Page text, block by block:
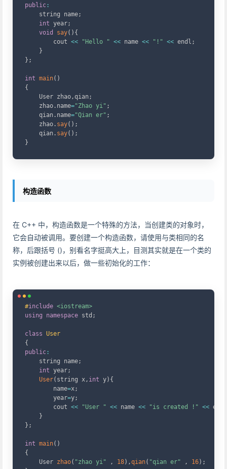
public :
    string name
;
int year ;
void
say( ) {
        cout
<< "Hello " << name << "!" << endl ;
}
} ;
int main( )
{
    User zhao
,qian ;
    zhao
. name="Zhao yi" ;
    qian
. name="Qian er" ;
    zhao
. say( ) ;
    qian
. say( ) ;
}
构造函数
在 C++ 中，构造函数是一个特殊的方法，当创建类的对象时，
它会自动被调用。要创建一个构造函数，请使用与类相同的名
称，后跟括号 ()，别看名字挺高大上，目测其实就是在一个类的
实例被创建出来以后，做一些初始化的工作：
#include <iostream>
using
namespace std ;
class User
{
public :
    string name
;
int year ;
User( string x , int y) {
        name
=x ;
        year
=y ;
        cout
<< "User " << name << "is created !" << endl
}
} ;
int main( )
{
    User
zhao( "zhao yi" , 18) ,qian( "qian er" , 16) ;